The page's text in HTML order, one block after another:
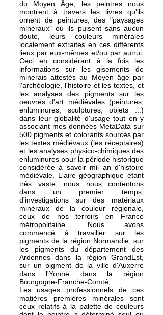
du Moyen Âge, les peintres nous
montrent à travers les livres qu'ils
ornent de peintures, des "paysages
minéraux" où ils puisent sans aucun
doute, leurs couleurs minérales
localement extraites en ces différents
lieux par eux-mêmes et/ou par autrui.
Ceci en considérant à la fois les
informations sur les gisements de
minerais attestés au Moyen âge par
l'archéologie, l'histoire et les textes, et
les analyses des pigments sur les
oeuvres d'art médiévales (peintures,
enluminures, sculptures, objets ...)
dans leur globalité d'usage tout en y
associant mes données MetaData sur
500 pigments et colorants sourcés par
les textes médiévaux (les réceptaires)
et les analyses physico-chimiques des
enluminures pour la période historique
considérée à savoir mil an d'histoire
médiévale. L'aire géographique étant
très vaste, nous nous contentons
dans un premier temps,
d'investigations sur des matériaux
minéraux de la couleur régionale,
ceux de nos terroirs en France
métropolitaine. Nous avons
commencé à travailler sur les
pigments de la région Normandie, sur
les pigments du département des
Ardennes dans la région GrandEst,
sur un pigment de la ville d'Auxerre
dans l'Yonne dans la région
Bourgogne-Franche-Comté, ...
Les usages professionnels de ces
matières premières minérales sont
ceux relatifs à la palette de couleurs